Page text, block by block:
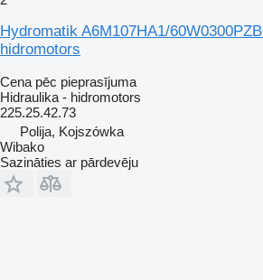
Hydromatik A6M107HA1/
hidromotors
Cena pēc pieprasījuma
Hidraulika - hidromotors
225.25.42.73
Polija, Kojszówka
Wibako
Sazināties ar pārdevēju